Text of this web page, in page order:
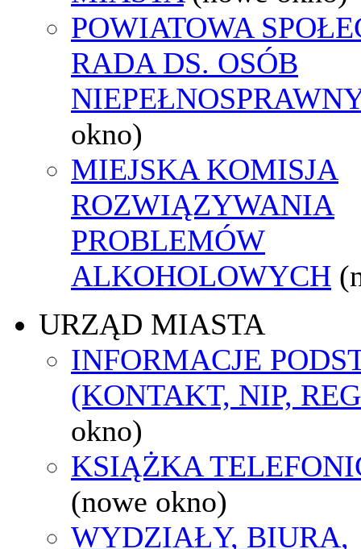
POWIATOWA
RADA DS. OSÓB
okno)
MIEJSKA KOMISJA
ROZWIĄZYWANIA
PROBLEMÓW
ALKOHOLOWYCH
URZĄD MIASTA
INFORMACJE
(KONTAKT, NIP,
okno)
KSIĄŻKA
(nowe okno)
WYDZIAŁY, BIURA,